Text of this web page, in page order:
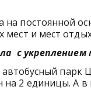
постоянной
мест и мест
с
автобусный
2 единицы. А